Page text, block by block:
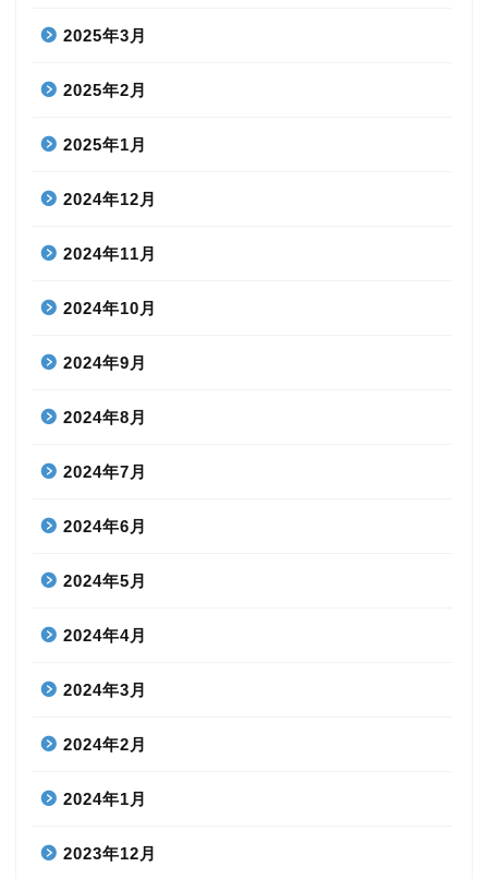
2025年3月
2025年2月
2025年1月
2024年12月
2024年11月
2024年10月
2024年9月
2024年8月
2024年7月
2024年6月
2024年5月
2024年4月
2024年3月
2024年2月
2024年1月
2023年12月